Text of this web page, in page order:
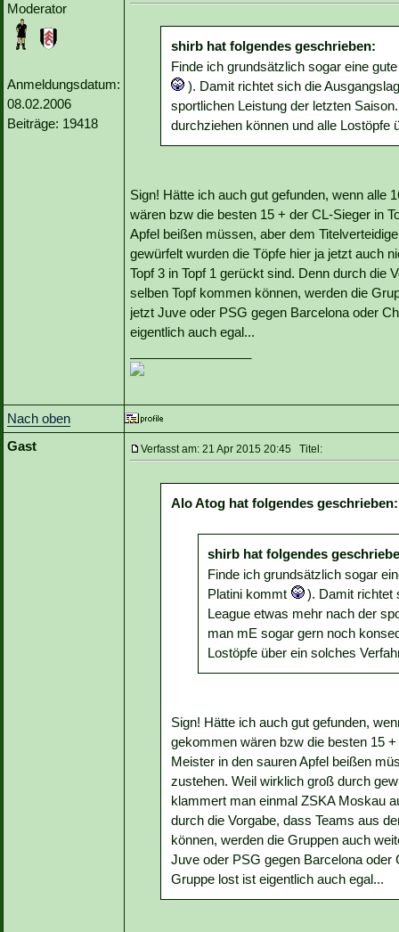
Moderator
Anmeldungsdatum:
08.02.2006
Beiträge: 19418
shirb hat folgendes geschrieben:
Finde ich grundsätzlich sogar eine
). Damit richtet sich die
sportlichen Leistung der letzten
durchziehen können und alle Lostöpfe
Sign! Hätte ich auch gut gefunden, wenn alle
wären bzw die besten 15 + der CL-Sieger in
Apfel beißen müssen, aber dem
gewürfelt wurden die Töpfe hier ja jetzt auch
Topf 3 in Topf 1 gerückt sind. Denn durch die
selben Topf kommen können, werden die
jetzt Juve oder PSG gegen Barcelona oder
eigentlich auch egal...
Nach oben
Gast
Verfasst am: 21 Apr 2015 20:45 Titel:
Alo Atog hat folgendes geschrieben:
shirb hat folgendes
Finde ich grundsätzlich sogar
Platini kommt
). Damit richtet
League etwas mehr nach der
man mE sogar gern noch
Lostöpfe über ein solches
Sign! Hätte ich auch gut gefunden,
gekommen wären bzw die besten 15
Meister in den sauren Apfel beißen
zustehen. Weil wirklich groß durch
klammert man einmal ZSKA Moskau
durch die Vorgabe, dass Teams aus
können, werden die Gruppen auch
Juve oder PSG gegen Barcelona oder
Gruppe lost ist eigentlich auch egal...